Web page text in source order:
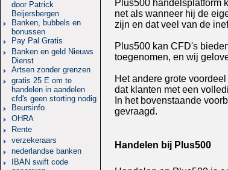
door Patrick
Beijersbergen
Banken, bubbels en
bonussen
Pay Pal Gratis
Banken en geld Nieuws
Dienst
Artsen zonder grenzen
gratis 25 E om te
handelen in aandelen
cfd's geen storting nodig
Beursinfo
OHRA
Rente
verzekeraars
nederlandse banken
IBAN swift code
Plus500 handelsplatform
net als wanneer hij de
zijn en dat veel van de
Plus500 kan CFD's
toegenomen, en wij
Het andere grote
dat klanten met een
In het bovenstaande
gevraagd.
Handelen bij Plus500